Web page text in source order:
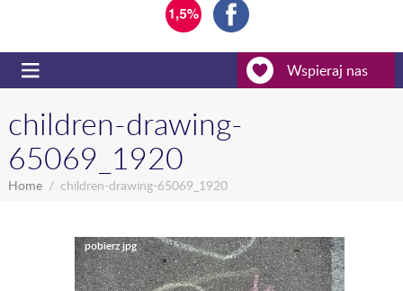
Wspieraj nas
children-drawing-
65069_1920
Home children-drawing-65069_1920